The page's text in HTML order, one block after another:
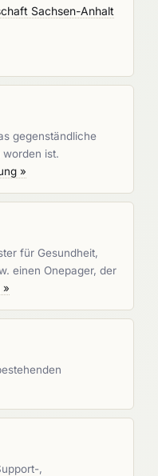
Sachsen-Anhalt
gegenständliche
worden ist.
»
für Gesundheit,
einen Onepager, der
»
,